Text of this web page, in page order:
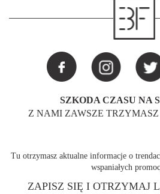
SZKODA CZASU NA
Z NAMI ZAWSZE
Tu otrzymasz aktualne informacje o
wspaniałych
ZAPISZ SIĘ I OTRZYMAJ